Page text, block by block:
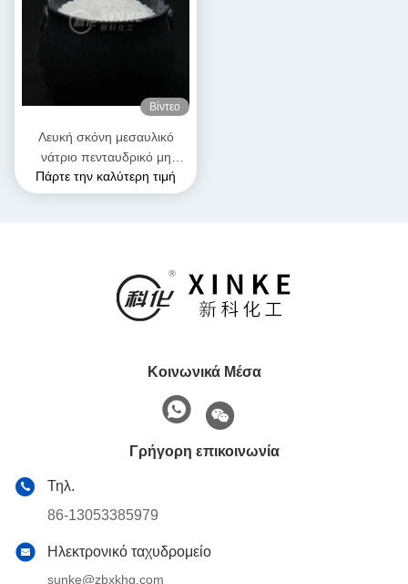
Βίντεο
Λευκή σκόνη μεσαυλικό
νάτριο πενταυδρικό μη
εύφλεκτη και κατάλληλη για
αποθήκευση σε ξηρό μέρος
Πάρτε την καλύτερη τιμή
Κοινωνικά Μέσα
Γρήγορη επικοινωνία
Τηλ.
86-13053385979
Ηλεκτρονικό ταχυδρομείο
sunke@zbxkhg.com